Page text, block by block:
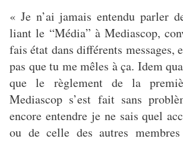
« Je n’ai jamais entendu parler
liant le “Média” à Mediascop,
fais état dans différents messages,
pas que tu me mêles à ça. Idem
que le règlement de la
Mediascop s’est fait sans
encore entendre je ne sais quel
ou de celle des autres